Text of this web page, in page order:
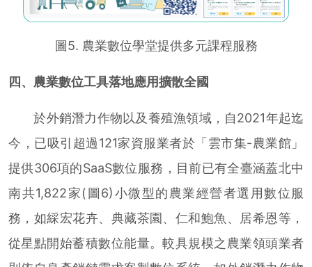
圖5. 農業數位學堂提供多元課程服務
四、農業數位工具落地應用擴散全國
於外銷潛力作物以及養殖漁領域，自2021年起迄
今，已吸引超過121家資服業者於「雲市集-農業館」
提供306項的SaaS數位服務，目前已有全臺涵蓋北中
南共1,822家(圖6)小微型的農業經營者選用數位服
務，如綵宏花卉、典藏茶園、仁和鮑魚、居希恩等，
從星點開始蓄積數位能量。較具規模之農業領頭業者